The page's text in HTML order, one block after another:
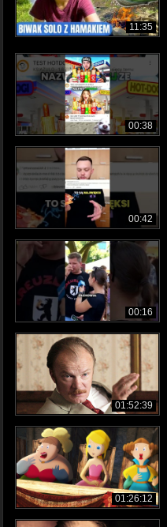
11:35
00:38
00:42
00:16
01:52:39
01:26:12